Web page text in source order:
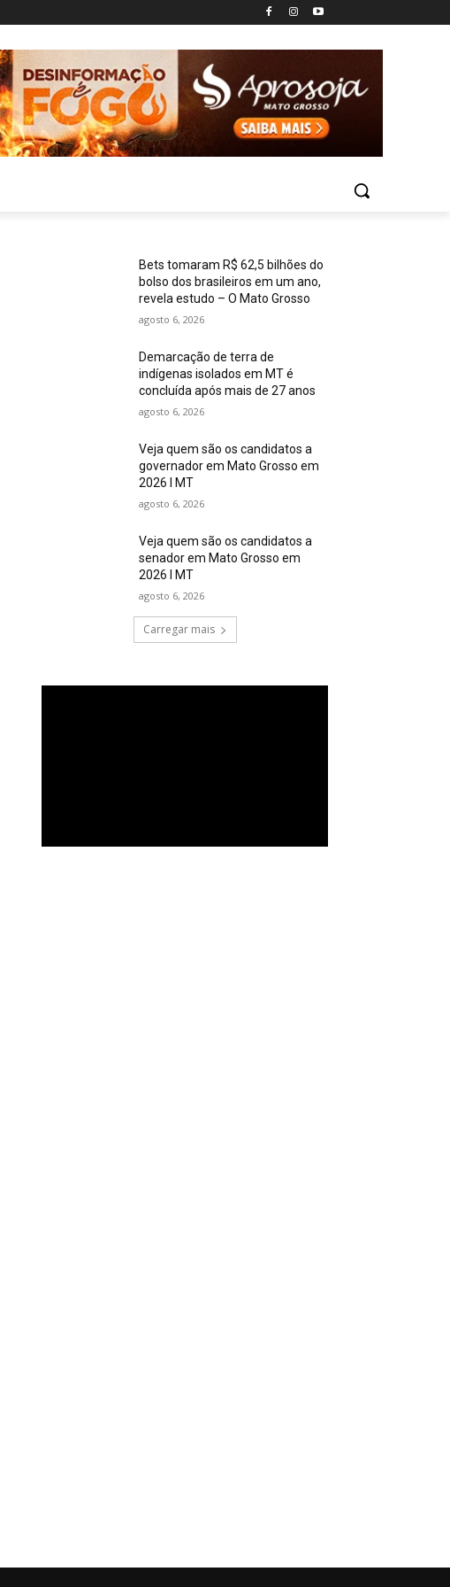
Bets tomaram R$ 62,5 bilhões do
bolso dos brasileiros em um ano,
revela estudo – O Mato Grosso
agosto 6, 2026
Demarcação de terra de
indígenas isolados em MT é
concluída após mais de 27 anos
agosto 6, 2026
Veja quem são os candidatos a
governador em Mato Grosso em
2026 I MT
agosto 6, 2026
Veja quem são os candidatos a
senador em Mato Grosso em
2026 I MT
agosto 6, 2026
Carregar mais